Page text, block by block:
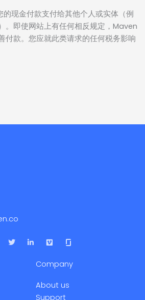
现金付款支付给其他个人或实体（例
。即使网站上有任何相反规定，Maven
付款。您应就此类请求的任何税务影响
T
w
L
i
V
i
o
Company
About us
Support